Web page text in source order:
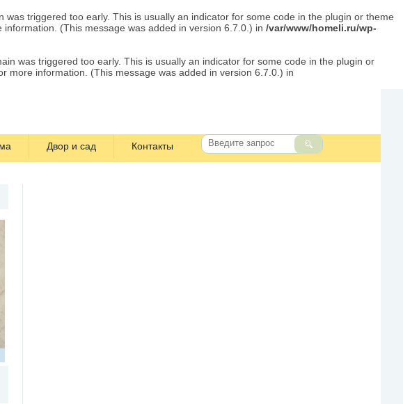
was triggered too early. This is usually an indicator for some code in the plugin or theme
information. (This message was added in version 6.7.0.) in /var/www/homeli.ru/wp-
was triggered too early. This is usually an indicator for some code in the plugin or
more information. (This message was added in version 6.7.0.) in
Двор и сад Контакты